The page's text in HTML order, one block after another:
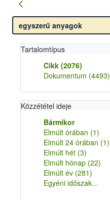
Tartalomtípus
Cikk (2076)
Dokumentum (4493)
Közzététel ideje
Bármikor
Elmúlt órában (1)
Elmúlt 24 órában (1)
Elmúlt hét (3)
Elmúlt hónap (22)
Elmúlt év (281)
Egyéni időszak…